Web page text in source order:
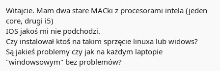
t
u
y
Witajcie. Mam dwa stare MACki z procesorami intela (jeden
core, drugi i5)
IOS jakoś mi nie podchodzi.
Czy instalował ktoś na takim sprzęcie linuxa lub widows?
Są jakieś problemy czy jak na każdym laptopie
"windowsowym" bez problemów?